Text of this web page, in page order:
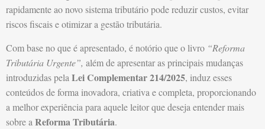
rapidamente ao novo sistema tributário pode reduzir custos, evitar
riscos fiscais e otimizar a gestão tributária.
Com base no que é apresentado, é notório que o livro “Reforma
Tributária Urgente”, além de apresentar as principais mudanças
introduzidas pela Lei Complementar 214/2025, induz esses
conteúdos de forma inovadora, criativa e completa, proporcionando
a melhor experiência para aquele leitor que deseja entender mais
sobre a Reforma Tributária.